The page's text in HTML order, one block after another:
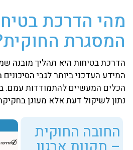
מהי הדרכת
המסגרת
הדרכת בטיחות היא תהליך מובנה
המידע העדכני ביותר לגבי
הכלים המעשיים להתמודדות עמם.
נתון לשיקול דעת אלא מעוגן
החובה החוקית